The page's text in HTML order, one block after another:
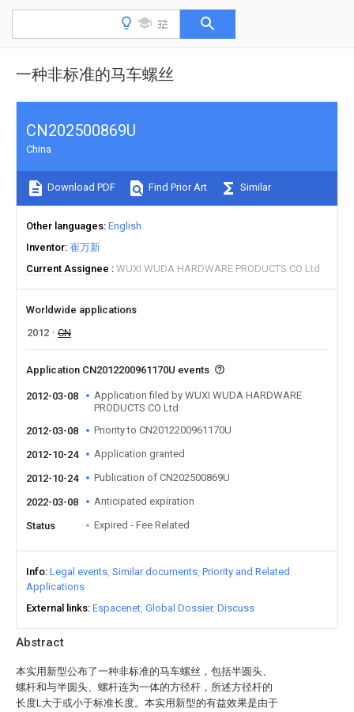
一种非标准的马车螺丝
Abstract
本实用新型公布了一种非标准的马车螺丝，包括半圆头、
螺杆和与半圆头、螺杆连为一体的方径杆，所述方径杆的
长度L大于或小于标准长度。本实用新型的有益效果是由于
CN202500869U
China
Download PDF Find Prior Art Similar
Other languages English
Inventor 崔万新
Current Assignee
WUXI WUDA HARDWARE PRODUCTS CO Ltd
Worldwide applications
2012
CN
Application CN2012200961170U events
2012-03-08
Application filed by WUXI WUDA HARDWARE
PRODUCTS CO Ltd
2012-03-08
Priority to CN2012200961170U
2012-10-24 Application granted
2012-10-24 Publication of CN202500869U
2022-03-08 Anticipated expiration
Status Expired - Fee Related
Info Legal events Similar documents Priority and Related
Applications
External links Espacenet Global Dossier Discuss